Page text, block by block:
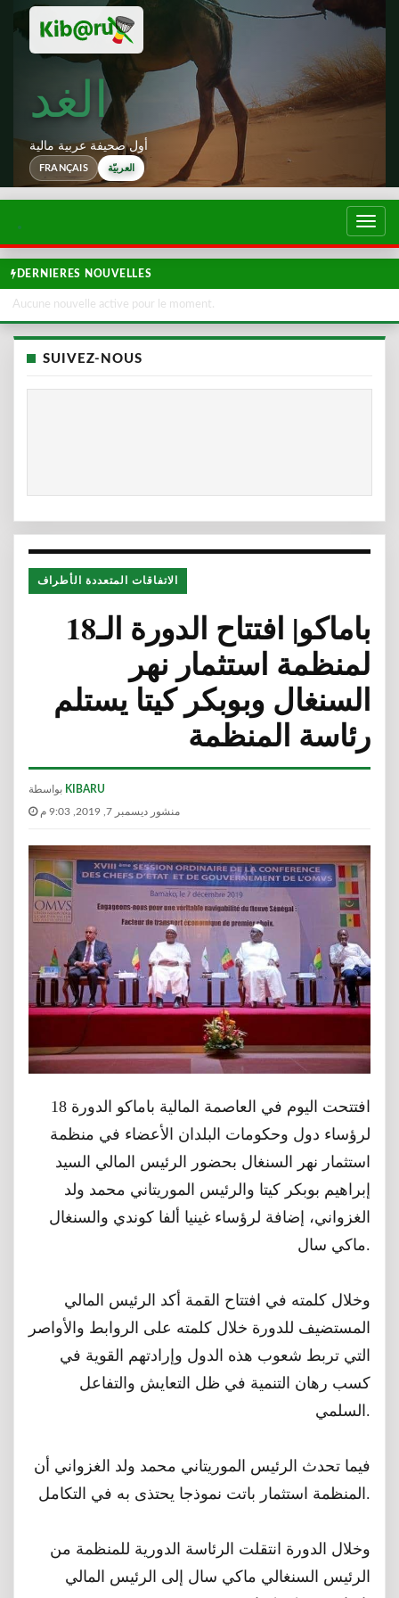
الغد
أول صحيفة عربية مالية
FRANÇAIS العربيّة
تبديل
DERNIERES NOUVELLES
Aucune nouvelle active pour le moment.
SUIVEZ-NOUS
الاتفاقات المتعددة الأطراف
باماكو| افتتاح الدورة الـ18
لمنظمة استثمار نهر
السنغال وبوبكر كيتا يستلم
رئاسة المنظمة
KIBARU
منشور ديسمبر 7, 2019, 9:03 م
افتتحت اليوم في العاصمة المالية باماكو الدورة 18
لرؤساء دول وحكومات البلدان الأعضاء في منظمة
استثمار نهر السنغال بحضور الرئيس المالي السيد
إبراهيم بوبكر كيتا والرئيس الموريتاني محمد ولد
الغزواني، إضافة لرؤساء غينيا ألفا كوندي والسنغال
ماكي سال.
وخلال كلمته في افتتاح القمة أكد الرئيس المالي
المستضيف للدورة خلال كلمته على الروابط والأواصر
التي تربط شعوب هذه الدول وإرادتهم القوية في
كسب رهان التنمية في ظل التعايش والتفاعل
السلمي.
فيما تحدث الرئيس الموريتاني محمد ولد الغزواني أن
المنظمة استثمار باتت نموذجا يحتذى به في التكامل.
وخلال الدورة انتقلت الرئاسة الدورية للمنظمة من
الرئيس السنغالي ماكي سال إلى الرئيس المالي